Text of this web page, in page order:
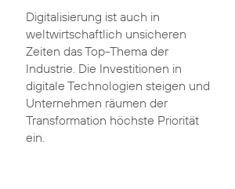
Digitalisierung ist auch in
weltwirtschaftlich unsicheren
Zeiten das Top-Thema der
Industrie. Die Investitionen in
digitale Technologien steigen und
Unternehmen räumen der
Transformation höchste Priorität
ein.